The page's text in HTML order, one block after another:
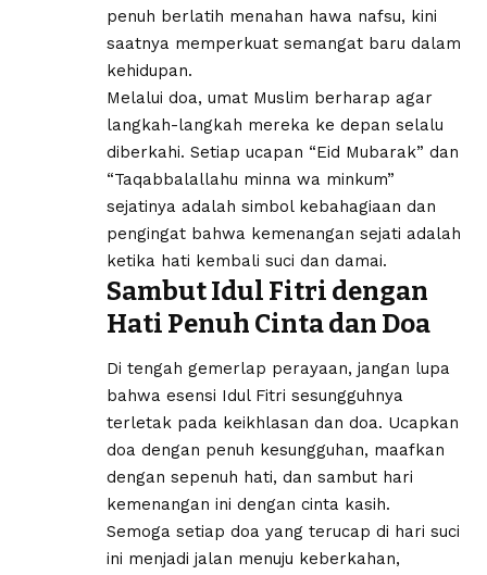
penuh berlatih menahan hawa nafsu, kini
saatnya memperkuat semangat baru dalam
kehidupan.
Melalui doa, umat Muslim berharap agar
langkah-langkah mereka ke depan selalu
diberkahi. Setiap ucapan “Eid Mubarak” dan
“Taqabbalallahu minna wa minkum”
sejatinya adalah simbol kebahagiaan dan
pengingat bahwa kemenangan sejati adalah
ketika hati kembali suci dan damai.
Sambut Idul Fitri dengan
Hati Penuh Cinta dan Doa
Di tengah gemerlap perayaan, jangan lupa
bahwa esensi Idul Fitri sesungguhnya
terletak pada keikhlasan dan doa. Ucapkan
doa dengan penuh kesungguhan, maafkan
dengan sepenuh hati, dan sambut hari
kemenangan ini dengan cinta kasih.
Semoga setiap doa yang terucap di hari suci
ini menjadi jalan menuju keberkahan,